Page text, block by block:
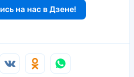
на нас в Дзене!